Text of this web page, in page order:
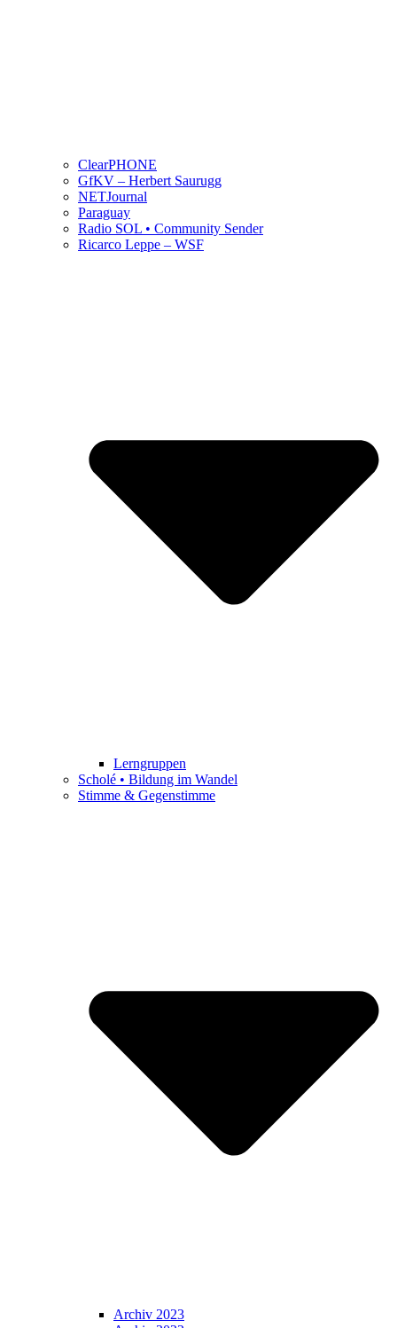
ClearPHONE
GfKV – Herbert Saurugg
NETJournal
Paraguay
Radio SOL • Community Sender
Ricarco Leppe – WSF
Lerngruppen
Scholé • Bildung im Wandel
Stimme & Gegenstimme
Archiv 2023